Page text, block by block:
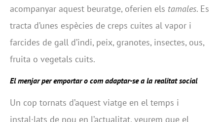
acompanyar aquest beuratge, oferien els tamales. Es
tracta d’unes espècies de creps cuites al vapor i
farcides de gall d’indi, peix, granotes, insectes, ous,
fruita o vegetals cuits.
El menjar per emportar o com adaptar-se a la realitat social
Un cop tornats d’aquest viatge en el temps i
instal·lats de nou en l’actualitat, veurem que el